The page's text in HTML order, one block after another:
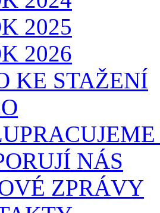
2025
2026
KE STAŽENÍ
NÁS
ZPRÁVY